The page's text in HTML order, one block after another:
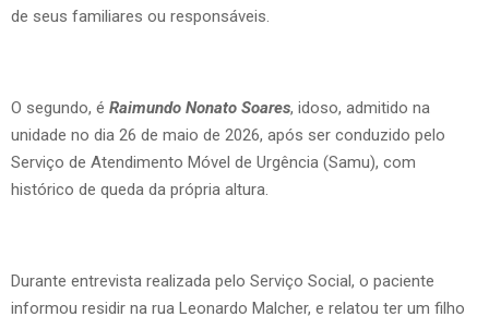
de seus familiares ou responsáveis.
O segundo, é Raimundo Nonato Soares, idoso, admitido na
unidade no dia 26 de maio de 2026, após ser conduzido pelo
Serviço de Atendimento Móvel de Urgência (Samu), com
histórico de queda da própria altura.
Durante entrevista realizada pelo Serviço Social, o paciente
informou residir na rua Leonardo Malcher, e relatou ter um filho